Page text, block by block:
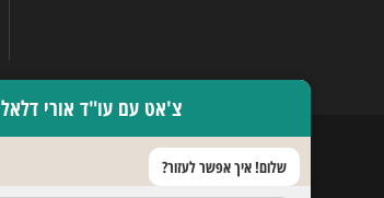
צ'אט עם עו"ד אורי דלאל
שלום! איך אפשר לעזור?